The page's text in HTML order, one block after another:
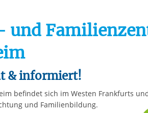
und
& informiert!
befindet sich im Westen Frankfurts
und Familienbildung.